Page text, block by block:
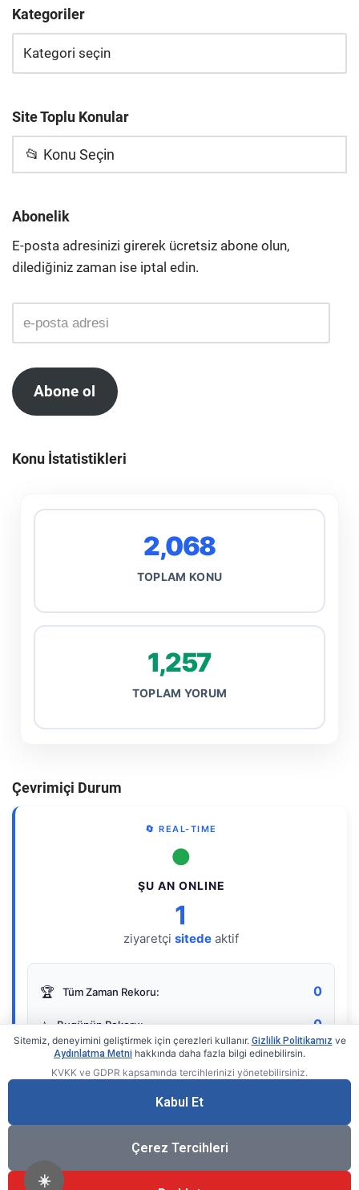
☀️
Kategoriler
Site Toplu Konular
📂 Konu Seçin
Abonelik
E-posta adresinizi girerek ücretsiz abone olun,
dilediğiniz zaman ise iptal edin.
Abone ol
Konu İstatistikleri
2,068
TOPLAM KONU
1,257
TOPLAM YORUM
Çevrimiçi Durum
🔄 REAL-TIME
●
ŞU AN ONLINE
1
ziyaretçi sitede aktif
🏆 Tüm Zaman Rekoru: 0
⭐ Bugünün Rekoru: 0
Gerçek zamanlı sayaç
Sitemiz, deneyimini geliştirmek için çerezleri kullanır. Gizlilik Politikamız ve
Aydınlatma Metni hakkında daha fazla bilgi edinebilirsin.
KVKK ve GDPR kapsamında tercihlerinizi yönetebilirsiniz.
Kabul Et
Çerez Tercihleri